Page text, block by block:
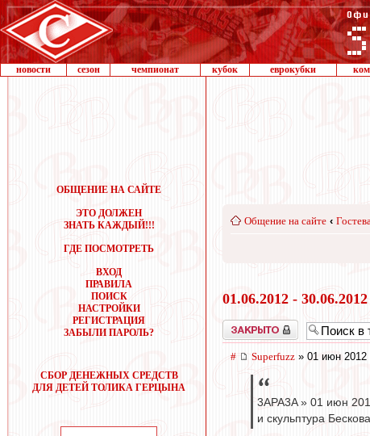
новости сезон чемпионат кубок еврокубки
ОБЩЕНИЕ НА САЙТЕ
ЭТО ДОЛЖЕН
ЗНАТЬ КАЖДЫЙ!!!
ГДЕ ПОСМОТРЕТЬ
ВХОД
ПРАВИЛА
ПОИСК
НАСТРОЙКИ
РЕГИСТРАЦИЯ
ЗАБЫЛИ ПАРОЛЬ?
СБОР ДЕНЕЖНЫХ СРЕДСТВ
ДЛЯ ДЕТЕЙ ТОЛИКА ГЕРЦЫНА
Общение на сайте ‹
01.06.2012 - 30.06.2012
Закрыто
# Superfuzz » 01 июн 2012
3APA3A » 01 июн
и скульптура